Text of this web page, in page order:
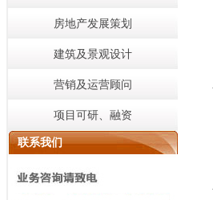
房地产发展策划
建筑及景观设计
营销及运营顾问
项目可研、融资
联系我们